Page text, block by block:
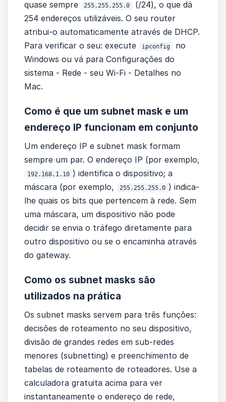
quase sempre
255.255.255.0
(/24), o que dá
254 endereços utilizáveis. O seu router
atribui-o automaticamente através de DHCP.
Para verificar o seu: execute
ipconfig
no
Windows ou vá para Configurações do
sistema - Rede - seu Wi-Fi - Detalhes no
Mac.
Como é que um subnet mask e um
endereço IP funcionam em conjunto
Um endereço IP e subnet mask formam
sempre um par. O endereço IP (por exemplo,
192.168.1.10 ) identifica o dispositivo; a
máscara (por exemplo,
255.255.255.0 ) indica-
lhe quais os bits que pertencem à rede. Sem
uma máscara, um dispositivo não pode
decidir se envia o tráfego diretamente para
outro dispositivo ou se o encaminha através
do gateway.
Como os subnet masks são
utilizados na prática
Os subnet masks servem para três funções:
decisões de roteamento no seu dispositivo,
divisão de grandes redes em sub-redes
menores (subnetting) e preenchimento de
tabelas de roteamento de roteadores. Use a
calculadora gratuita acima para ver
instantaneamente o endereço de rede,